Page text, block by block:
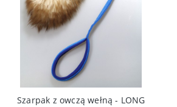
Szarpak z owczą wełną - LONG